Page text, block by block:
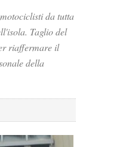
da tutta
Taglio del
riaffermare il
della